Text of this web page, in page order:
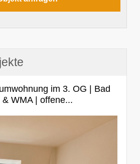
im 3. OG | Bad
WMA | offene...